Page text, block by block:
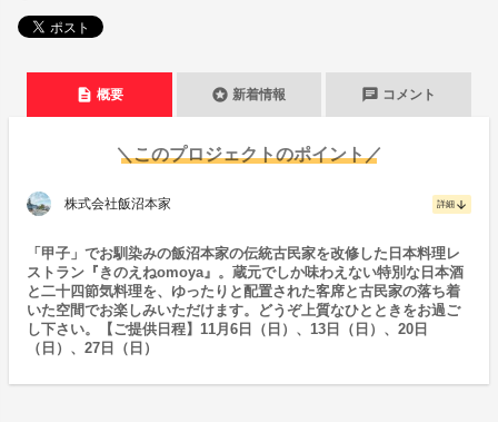
description 概要 stars 新着情報 chat コメント
＼このプロジェクトのポイント／
株式会社飯沼本家 詳細 arrow_downward
「甲子」でお馴染みの飯沼本家の伝統古民家を改修した日本料理レ
ストラン『きのえねomoya』。蔵元でしか味わえない特別な日本酒
と二十四節気料理を、ゆったりと配置された客席と古民家の落ち着
いた空間でお楽しみいただけます。どうぞ上質なひとときをお過ご
し下さい。【ご提供日程】11月6日（日）、13日（日）、20日
（日）、27日（日）